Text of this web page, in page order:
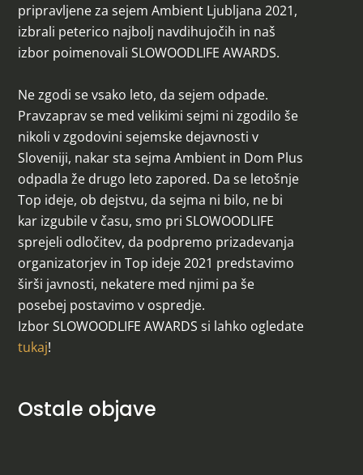
pripravljene za sejem Ambient Ljubljana 2021,
izbrali peterico najbolj navdihujočih in naš
izbor poimenovali SLOWOODLIFE AWARDS.
Ne zgodi se vsako leto, da sejem odpade.
Pravzaprav se med velikimi sejmi ni zgodilo še
nikoli v zgodovini sejemske dejavnosti v
Sloveniji, nakar sta sejma Ambient in Dom Plus
odpadla že drugo leto zapored. Da se letošnje
Top ideje, ob dejstvu, da sejma ni bilo, ne bi
kar izgubile v času, smo pri SLOWOODLIFE
sprejeli odločitev, da podpremo prizadevanja
organizatorjev in Top ideje 2021 predstavimo
širši javnosti, nekatere med njimi pa še
posebej postavimo v ospredje.
Izbor SLOWOODLIFE AWARDS si lahko ogledate
tukaj!
Ostale objave